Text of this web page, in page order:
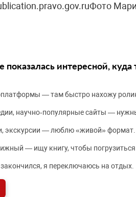
показалась интересной,
— там быстро нахожу
научно‑популярные сайты —
экскурсии — люблю «живой» формат.
— ищу книгу, чтобы
я переключаюсь на отдых.